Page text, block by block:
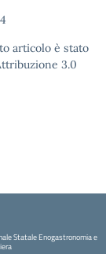
articolo è stato
3.0
Statale Enogastronomia e